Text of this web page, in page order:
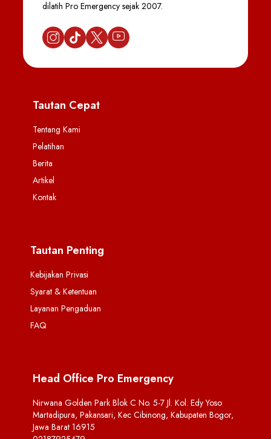
dilatih Pro Emergency sejak 2007.
Tautan Cepat
Tentang Kami
Pelatihan
Berita
Artikel
Kontak
Tautan Penting
Kebijakan Privasi
Syarat & Ketentuan
Layanan Pengaduan
FAQ
Head Office Pro Emergency
Nirwana Golden Park Blok C No. 5-7 Jl. Kol. Edy Yoso
Martadipura, Pakansari, Kec Cibinong, Kabupaten Bogor,
Jawa Barat 16915